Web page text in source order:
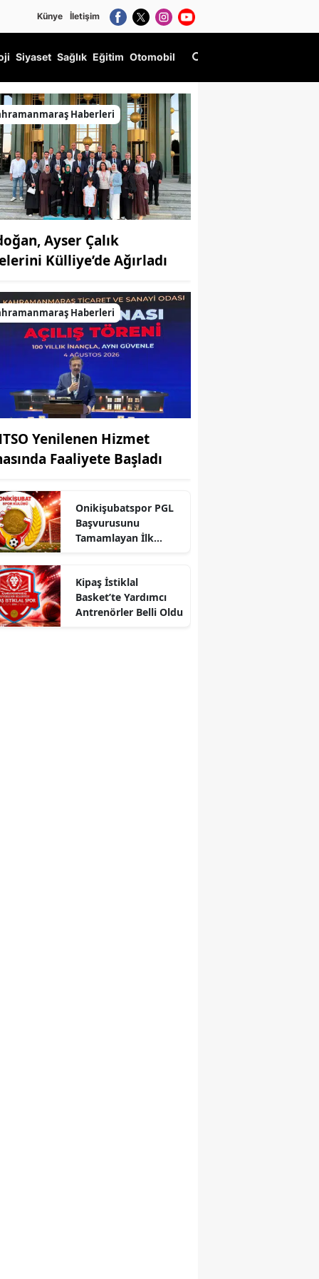
Künye İletişim
Siyaset Sağlık Eğitim Otomobil
Haberleri
Ayser Çalık
Külliye’de Ağırladı
Haberleri
Yenilenen Hizmet
Faaliyete Başladı
Onikişubatspor PGL
Başvurusunu
Tamamlayan İlk
Kipaş İstiklal
Basket’te Yardımcı
Antrenörler Belli Oldu